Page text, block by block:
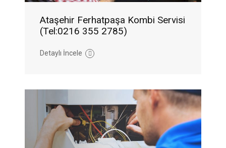
Ataşehir Ferhatpaşa Kombi Servisi
(Tel:0216 355 2785)
Detaylı İncele